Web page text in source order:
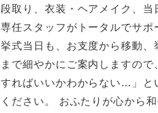
段取り、衣装・ヘアメイク、当
専任スタッフがトータルでサポ
挙式当日も、お支度から移動、
まで細やかにご案内しますので
すればいいかわからない…」と
ください。 おふたりが心から